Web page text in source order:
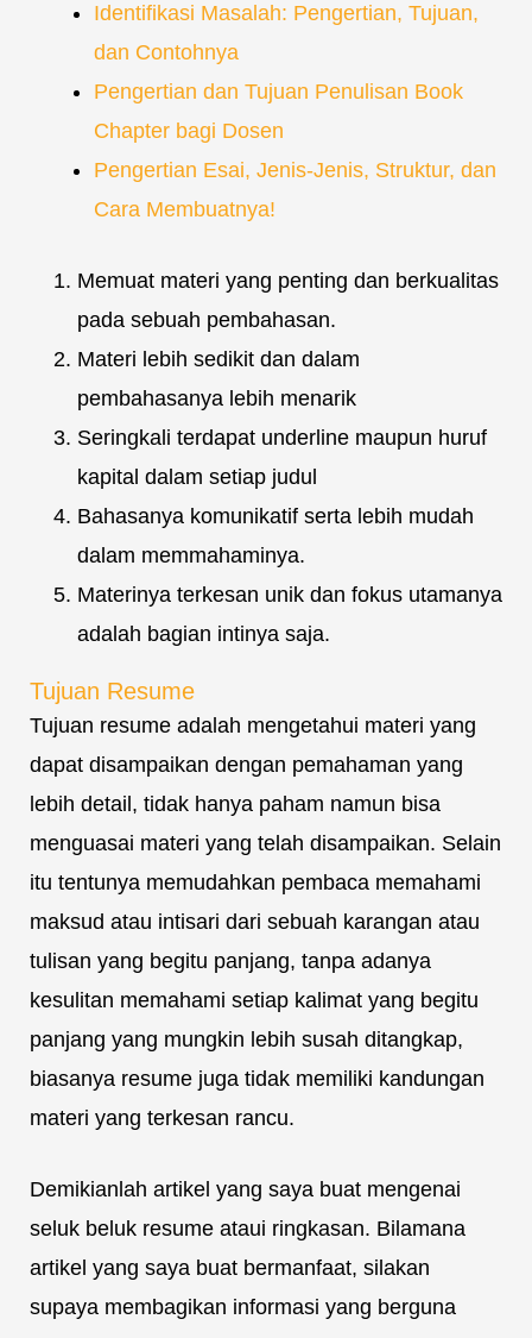
Identifikasi Masalah: Pengertian, Tujuan,
dan Contohnya
Pengertian dan Tujuan Penulisan Book
Chapter bagi Dosen
Pengertian Esai, Jenis-Jenis, Struktur, dan
Cara Membuatnya!
Memuat materi yang penting dan berkualitas
pada sebuah pembahasan.
Materi lebih sedikit dan dalam
pembahasanya lebih menarik
Seringkali terdapat underline maupun huruf
kapital dalam setiap judul
Bahasanya komunikatif serta lebih mudah
dalam memmahaminya.
Materinya terkesan unik dan fokus utamanya
adalah bagian intinya saja.
Tujuan Resume
Tujuan resume adalah mengetahui materi yang
dapat disampaikan dengan pemahaman yang
lebih detail, tidak hanya paham namun bisa
menguasai materi yang telah disampaikan. Selain
itu tentunya memudahkan pembaca memahami
maksud atau intisari dari sebuah karangan atau
tulisan yang begitu panjang, tanpa adanya
kesulitan memahami setiap kalimat yang begitu
panjang yang mungkin lebih susah ditangkap,
biasanya resume juga tidak memiliki kandungan
materi yang terkesan rancu.
Demikianlah artikel yang saya buat mengenai
seluk beluk resume ataui ringkasan. Bilamana
artikel yang saya buat bermanfaat, silakan
supaya membagikan informasi yang berguna